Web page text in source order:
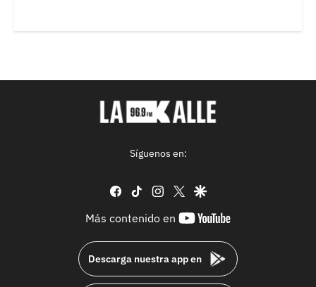
Síguenos en:
facebook
tiktok instagram
twittergoogle
Más contenido en
youtube-
Descarga nuestra app en